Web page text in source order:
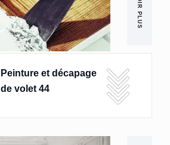
Peinture et décapage
de volet 44